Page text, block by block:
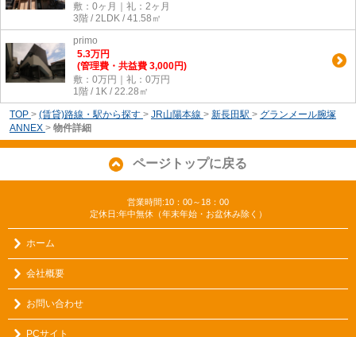
敷：0ヶ月｜礼：2ヶ月
3階 / 2LDK / 41.58㎡
primo
5.3万円
(管理費・共益費 3,000円)
敷：0万円｜礼：0万円
1階 / 1K / 22.28㎡
TOP > (賃貸)路線・駅から探す > JR山陽本線 > 新長田駅 > グランメール腕塚
ANNEX > 物件詳細
ページトップに戻る
営業時間:10：00～18：00
定休日:年中無休（年末年始・お盆休み除く）
ホーム
会社概要
お問い合わせ
PCサイト